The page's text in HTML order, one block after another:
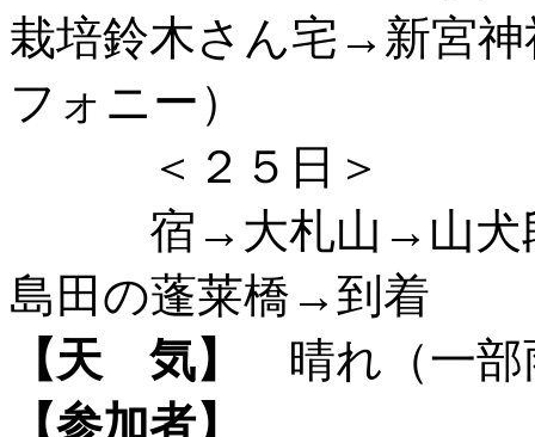
栽培鈴木さん宅→新宮
フォニー）
＜２５日＞
宿→大札山→山犬段
島田の蓬莱橋→到着
【天 気】
晴れ（一部
【参加者】